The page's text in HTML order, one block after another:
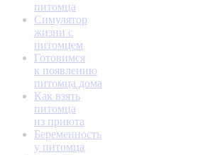
питомца
Симулятор
жизни с
питомцем
Готовимся
к появлению
питомца дома
Как взять
питомца
из приюта
Беременность
у питомца